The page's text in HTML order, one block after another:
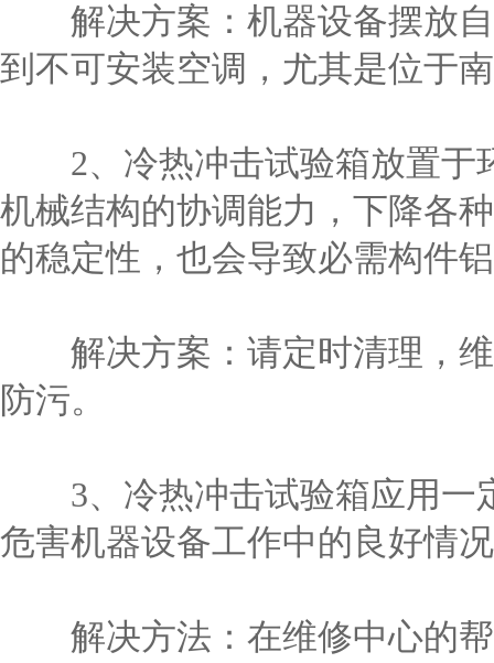
解决方案：机器设备摆放自
到不可安装空调，尤其是位于
2、冷热冲击试验箱放置于
机械结构的协调能力，下降各
的稳定性，也会导致必需构件
解决方案：请定时清理，维
防污。
3、冷热冲击试验箱应用一
危害机器设备工作中的良好情
解决方法：在维修中心的帮